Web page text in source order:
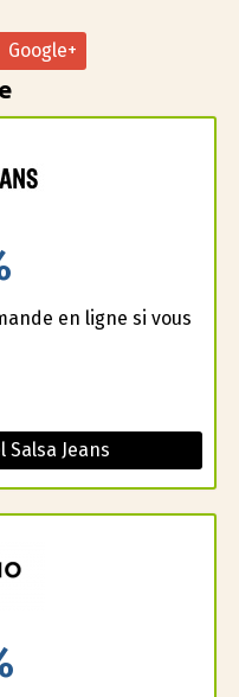
en ligne si vous
Jeans